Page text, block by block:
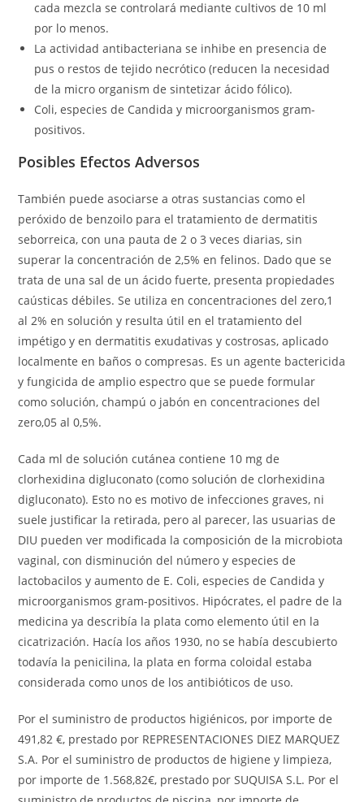
cada mezcla se controlará mediante cultivos de 10 ml
por lo menos.
La actividad antibacteriana se inhibe en presencia de
pus o restos de tejido necrótico (reducen la necesidad
de la micro organism de sintetizar ácido fólico).
Coli, especies de Candida y microorganismos gram-
positivos.
Posibles Efectos Adversos
También puede asociarse a otras sustancias como el
peróxido de benzoilo para el tratamiento de dermatitis
seborreica, con una pauta de 2 o 3 veces diarias, sin
superar la concentración de 2,5% en felinos. Dado que se
trata de una sal de un ácido fuerte, presenta propiedades
caústicas débiles. Se utiliza en concentraciones del zero,1
al 2% en solución y resulta útil en el tratamiento del
impétigo y en dermatitis exudativas y costrosas, aplicado
localmente en baños o compresas. Es un agente bactericida
y fungicida de amplio espectro que se puede formular
como solución, champú o jabón en concentraciones del
zero,05 al 0,5%.
Cada ml de solución cutánea contiene 10 mg de
clorhexidina digluconato (como solución de clorhexidina
digluconato). Esto no es motivo de infecciones graves, ni
suele justificar la retirada, pero al parecer, las usuarias de
DIU pueden ver modificada la composición de la microbiota
vaginal, con disminución del número y especies de
lactobacilos y aumento de E. Coli, especies de Candida y
microorganismos gram-positivos. Hipócrates, el padre de la
medicina ya describía la plata como elemento útil en la
cicatrización. Hacía los años 1930, no se había descubierto
todavía la penicilina, la plata en forma coloidal estaba
considerada como unos de los antibióticos de uso.
Por el suministro de productos higiénicos, por importe de
491,82 €, prestado por REPRESENTACIONES DIEZ MARQUEZ
S.A. Por el suministro de productos de higiene y limpieza,
por importe de 1.568,82€, prestado por SUQUISA S.L. Por el